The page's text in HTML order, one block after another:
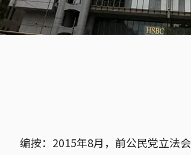
编按：2015年8月，前公民党立法